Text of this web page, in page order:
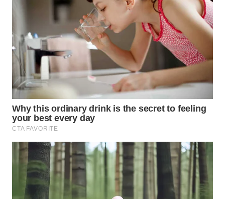
ID
WAHANANEWS
CO ID
WAHANANEWS
NET
WAHANA
SPORT
WAHANA
UMKM